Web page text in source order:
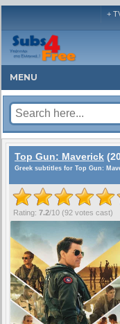
+
MENU
Top Gun: Maverick
Greek subtitles for Top Gun:
Rating: 7.2/10 (92 votes cast)